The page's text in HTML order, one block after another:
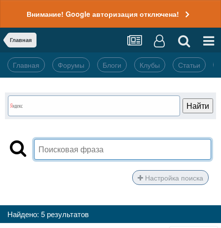
Внимание! Google авторизация отключена!
Главная
Главная Форумы Блоги Клубы Статьи
Настройка поиска
Найдено: 5 результатов